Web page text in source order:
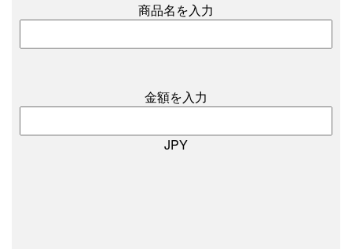
商品名を入力
金額を入力
JPY